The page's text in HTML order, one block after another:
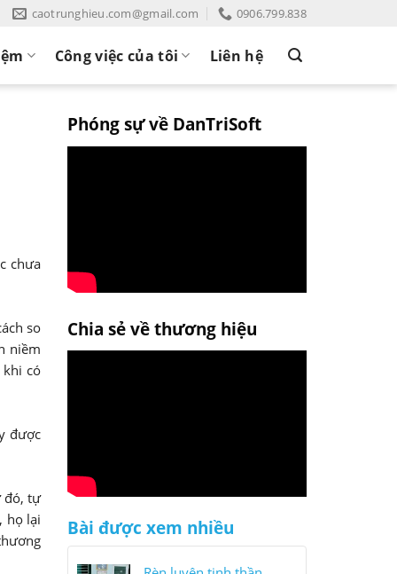
caotrunghieu.com@gmail.com 0906.799.838
Công việc của tôi Liên hệ
chưa
so
niềm
có
được
đó, tự
họ lại
Phóng sự về DanTriSoft
Chia sẻ về thương hiệu
Bài được xem nhiều